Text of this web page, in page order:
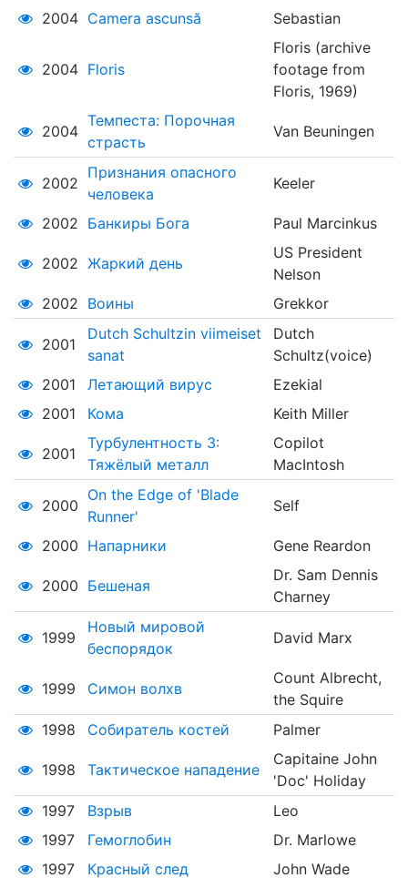
2004 Camera ascunsă Sebastian
2004 Floris
Floris (archive
footage from
Floris, 1969)
2004
Темпеста: Порочная
страсть
Van Beuningen
2002
Признания опасного
человека
Keeler
2002 Банкиры Бога Paul Marcinkus
2002 Жаркий день
US President
Nelson
2002 Воины Grekkor
2001
Dutch Schultzin viimeiset
sanat
Dutch
Schultz(voice)
2001
Летающий вирус
Ezekial
2001
Кома Keith Miller
2001
Турбулентность 3:
Тяжёлый металл
Copilot
MacIntosh
2000
On the Edge of 'Blade
Runner'
Self
2000 Напарники Gene Reardon
2000 Бешеная
Dr. Sam Dennis
Charney
1999
Новый мировой
беспорядок
David Marx
1999 Симон волхв
Count Albrecht,
the Squire
1998
Собиратель костей Palmer
1998 Тактическое нападение
Capitaine John
'Doc' Holiday
1997
Взрыв
Leo
1997
Гемоглобин
Dr. Marlowe
1997
Красный след John Wade